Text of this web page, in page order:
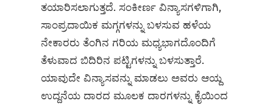
ತಯಾರಿಸಲಾಗುತ್ತದೆ. ಸಂಕೀರ್ಣ ವಿನ್ಯಾಸಗಳಿಗಾಗಿ,
ಸಾಂಪ್ರದಾಯಿಕ ಮಗ್ಗಗಳನ್ನು ಬಳಸುವ ಹಳೆಯ
ನೇಕಾರರು ತೆಂಗಿನ ಗರಿಯ ಮಧ್ಯಭಾಗದೊಂದಿಗೆ
ತೆಳುವಾದ ಬಿದಿರಿನ ಪಟ್ಟಿಗಳನ್ನು ಬಳಸುತ್ತಾರೆ.
ಯಾವುದೇ ವಿನ್ಯಾಸವನ್ನು ಮಾಡಲು ಅವರು ಆಯ್ದ
ಉದ್ದನೆಯ ದಾರದ ಮೂಲಕ ದಾರಗಳನ್ನು ಕೈಯಿಂದ